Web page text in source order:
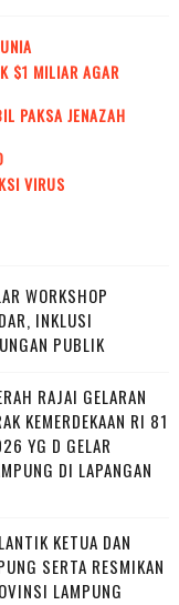
$1 MILIAR AGAR
PAKSA JENAZAH
VIRUS
WORKSHOP
INKLUSI
PUBLIK
RAJAI GELARAN
KEMERDEKAAN RI 81
YG D GELAR
DI LAPANGAN
KETUA DAN
SERTA RESMIKAN
LAMPUNG